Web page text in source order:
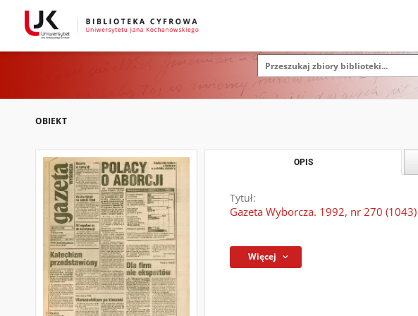
OBIEKT
OPIS
Tytuł:
Gazeta Wyborcza. 1992, nr 270 (1043)
Więcej